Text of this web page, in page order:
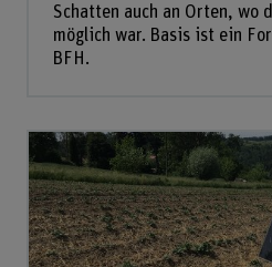
Schatten auch an Orten, wo
möglich war. Basis ist ein
BFH.